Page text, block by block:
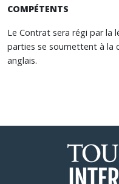
COMPÉTENTS
Le Contrat sera régi par la
parties se soumettent à la
anglais.